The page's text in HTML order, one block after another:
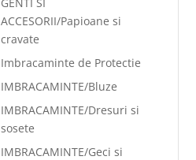
ACCESORII/Papioane si
cravate
Imbracaminte de Protectie
IMBRACAMINTE/Bluze
IMBRACAMINTE/Dresuri si
sosete
IMBRACAMINTE/Geci si